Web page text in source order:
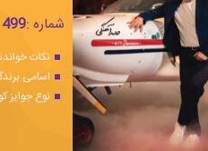
شماره :499
نکات
اسامی
نوع جوایز